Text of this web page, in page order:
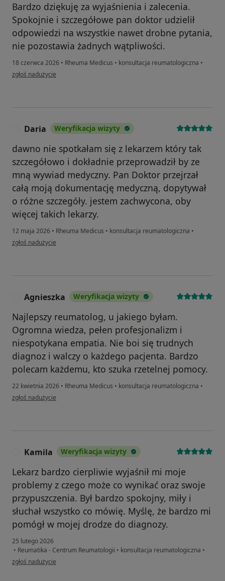
Bardzo dziękuję za wyjaśnienia i zalecenia.
Spokojnie i szczegółowe pan doktor udzielił
odpowiedzi na wszystkie nawet drobne pytania,
nie pozostawia żadnych wątpliwości.
18 czerwca 2026 • Rheuma Medicus • konsultacja reumatologiczna •
w opinii użytkownika Aleksander
zgłoś nadużycie
Daria Weryfikacja wizyty
dawno nie spotkałam się z lekarzem który tak
szczegółowo i dokładnie przeprowadził by ze
mną wywiad medyczny. Pan Doktor przejrzał
całą moją dokumentację medyczną, dopytywał
o różne szczegóły. jestem zachwycona, oby
więcej takich lekarzy.
12 maja 2026 • Rheuma Medicus • konsultacja reumatologiczna •
w opinii użytkownika Daria
zgłoś nadużycie
Agnieszka Weryfikacja wizyty
Najlepszy reumatolog, u jakiego byłam.
Ogromna wiedza, pełen profesjonalizm i
niespotykana empatia. Nie boi się trudnych
diagnoz i walczy o każdego pacjenta. Bardzo
polecam każdemu, kto szuka rzetelnej pomocy.
22 kwietnia 2026 • Rheuma Medicus • konsultacja reumatologiczna •
w opinii użytkownika Agnieszka
zgłoś nadużycie
Kamila Weryfikacja wizyty
Lekarz bardzo cierpliwie wyjaśnił mi moje
problemy z czego może co wynikać oraz swoje
przypuszczenia. Był bardzo spokojny, miły i
słuchał wszystko co mówię. Myślę, że bardzo mi
pomógł w mojej drodze do diagnozy.
25 lutego 2026
• Reumatika - Centrum Reumatologii • konsultacja reumatologiczna •
w opinii użytkownika Kamila
zgłoś nadużycie